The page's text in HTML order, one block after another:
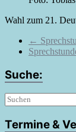
Wahl zum 21.
←
Suche:
Termine &